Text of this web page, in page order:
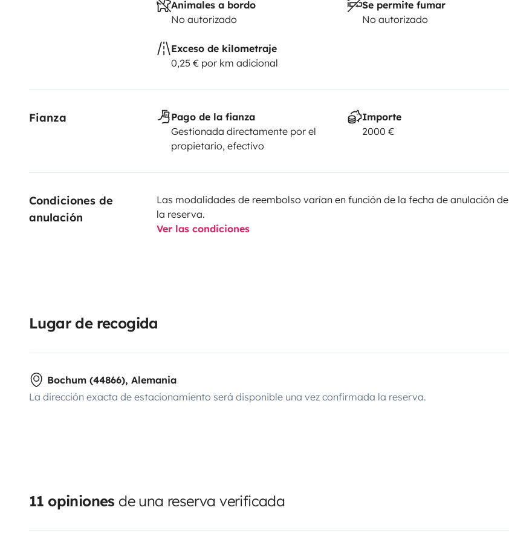
Absprache, normalerweise an Werktagen zwischen 08:00 Uhr und 15:30 Uhr möglich
Handhabung des Wohnmobils behilflich- Ihr erhaltet ein sauberes, intaktes und von
innen schön ausgestattetes Wohnmobil
Animales a bordo
No autorizado
Se permite fumar
No autorizado
Exceso de kilometraje
0,25 € por km adicional
Fianza
Pago de la fianza
Gestionada directamente por el
propietario, efectivo
Importe
2000 €
Condiciones de
anulación
Las modalidades de reembolso varían en función de la fecha de anulación de
la reserva.
Ver las condiciones
Lugar de recogida
Bochum (44866), Alemania
La dirección exacta de estacionamiento será disponible una vez confirmada la reserva.
11 opiniones de una reserva verificada